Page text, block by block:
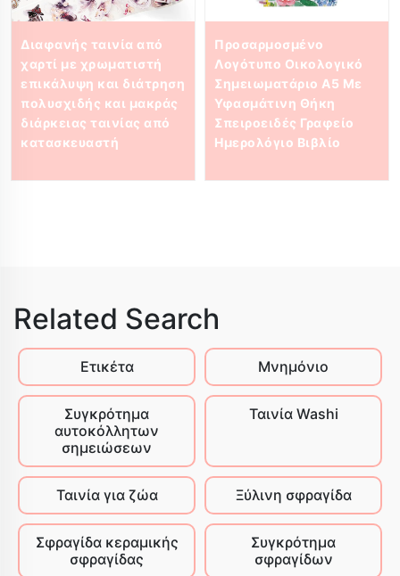
Διαφανής ταινία από
χαρτί με χρωματιστή
επικάλυψη και διάτρηση
πολυσχιδής και μακράς
διάρκειας ταινίας από
κατασκευαστή
Προσαρμοσμένο
Λογότυπο Οικολογικό
Σημειωματάριο A5 Με
Υφασμάτινη Θήκη
Σπειροειδές Γραφείο
Ημερολόγιο Βιβλίο
Related Search
Ετικέτα Μνημόνιο
Συγκρότημα
αυτοκόλλητων
σημειώσεων
Ταινία Washi
Ταινία για ζώα Ξύλινη σφραγίδα
Σφραγίδα κεραμικής
σφραγίδας
Συγκρότημα
σφραγίδων